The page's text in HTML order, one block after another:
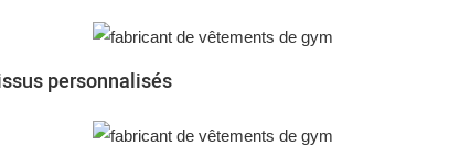
personnalisés